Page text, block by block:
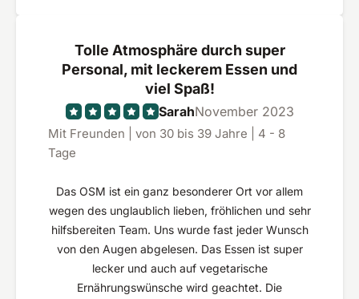
Tolle Atmosphäre durch super
Personal, mit leckerem Essen und
viel Spaß!
SarahNovember 2023
Mit Freunden | von 30 bis 39 Jahre | 4 - 8
Tage
Das OSM ist ein ganz besonderer Ort vor allem
wegen des unglaublich lieben, fröhlichen und sehr
hilfsbereiten Team. Uns wurde fast jeder Wunsch
von den Augen abgelesen. Das Essen ist super
lecker und auch auf vegetarische
Ernährungswünsche wird geachtet. Die